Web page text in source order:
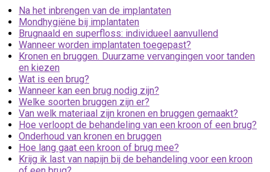
Na het inbrengen van de implantaten
Mondhygiëne bij implantaten
Brugnaald en superfloss: individueel aanvullend
Wanneer worden implantaten toegepast?
Kronen en bruggen. Duurzame vervangingen voor tanden
en kiezen
Wat is een brug?
Wanneer kan een brug nodig zijn?
Welke soorten bruggen zijn er?
Van welk materiaal zijn kronen en bruggen gemaakt?
Hoe verloopt de behandeling van een kroon of een brug?
Onderhoud van kronen en bruggen
Hoe lang gaat een kroon of brug mee?
Krijg ik last van napijn bij de behandeling voor een kroon